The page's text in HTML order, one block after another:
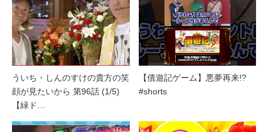
ういち・しんのすけの貴方の笑
顔が見たいから 第96話 (1/5)
【緑ド…
【債遊記ゲーム】悪夢再来!?
#shorts